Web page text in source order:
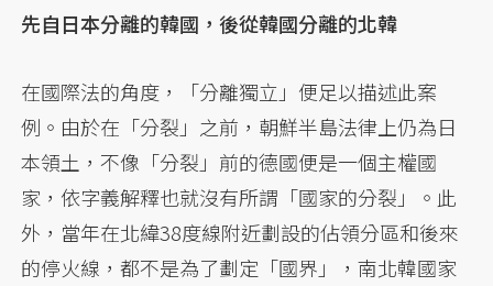
先自日本分離的韓國，後從韓國分離的北韓
在國際法的角度，「分離獨立」便足以描述此案
例。由於在「分裂」之前，朝鮮半島法律上仍為日
本領土，不像「分裂」前的德國便是一個主權國
家，依字義解釋也就沒有所謂「國家的分裂」。此
外，當年在北緯38度線附近劃設的佔領分區和後來
的停火線，都不是為了劃定「國界」，南北韓國家